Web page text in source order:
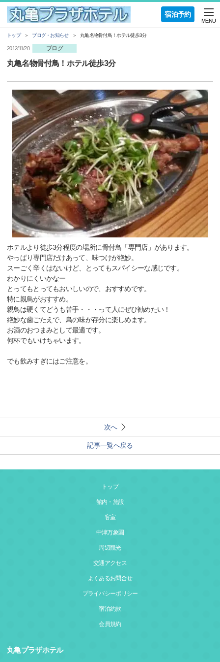
宿泊予約
MENU
トップ ブログ・お知らせ 丸亀名物骨付鳥！ホテル徒歩3分
2012/11/20 ブログ
丸亀名物骨付鳥！ホテル徒歩3分
ホテルより徒歩3分程度の場所に骨付鳥「専門店」があります。
やっぱり専門店だけあって、味つけが絶妙。
スーごく辛くはないけど、とってもスパイシーな感じです。
わかりにくいかなー
とってもとってもおいしいので、おすすめです。
特に親鳥がおすすめ。
親鳥は硬くてどうも苦手・・・って人にぜひ勧めたい！
絶妙な歯ごたえで、鳥の味が存分に楽しめます。
お酒のおつまみとして最適です。
何杯でもいけちゃいます。
でも飲みすぎにはご注意を。
次へ
記事一覧へ戻る
トップ
館内・施設
客室
中津万象園
周辺観光
交通アクセス
よくあるお問合せ
プライバシーポリシー
宿泊約款
会員規約
丸亀プラザホテル